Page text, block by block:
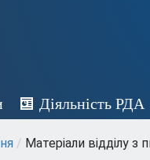
Діяльність РДА
/ Матеріали відділу з